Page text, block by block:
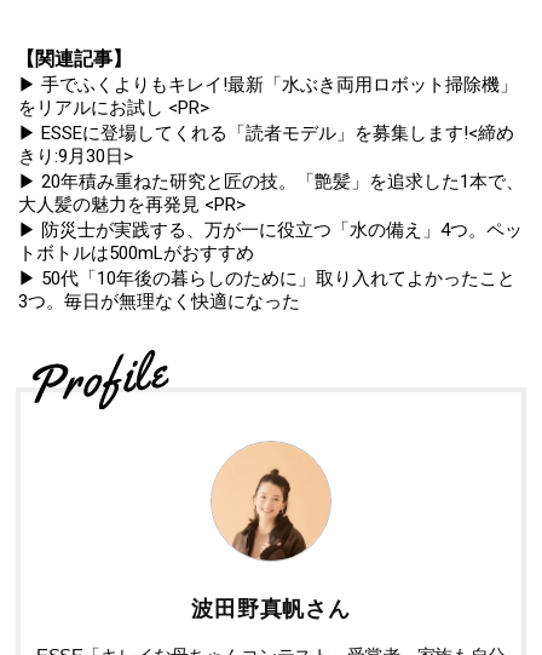
【関連記事】
▶ 手でふくよりもキレイ!最新「水ぶき両用ロボット掃除機」
をリアルにお試し <PR>
▶ ESSEに登場してくれる「読者モデル」を募集します!<締め
きり:9月30日>
▶ 20年積み重ねた研究と匠の技。「艶髪」を追求した1本で、
大人髪の魅力を再発見 <PR>
▶ 防災士が実践する、万が一に役立つ「水の備え」4つ。ペッ
トボトルは500mLがおすすめ
▶ 50代「10年後の暮らしのために」取り入れてよかったこと
3つ。毎日が無理なく快適になった
波田野真帆さん